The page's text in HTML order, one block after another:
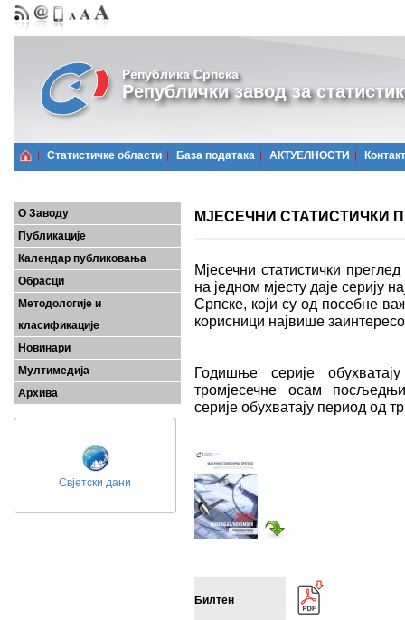
Република Српска
Републички завод за
Статистичке области Базa података АКТУЕЛНОСТИ Контакт
О Заводу
Публикације
Календар публиковања
Обрасци
Методологије и
класификације
Новинари
Мултимедија
Архива
Свјетски дани
МЈЕСЕЧНИ СТАТИСТИЧКИ
Мјесечни статистички
на једном мјесту даје серију
Српске, који су од посебне
корисници највише
Годишње серије
тромјесечне осам
серије обухватају период од
Билтен